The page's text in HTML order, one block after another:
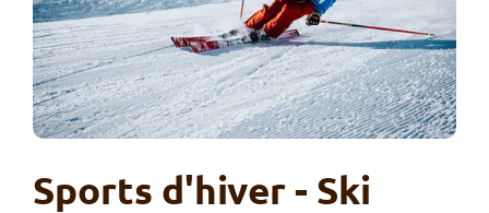
Sports d'hiver - Ski